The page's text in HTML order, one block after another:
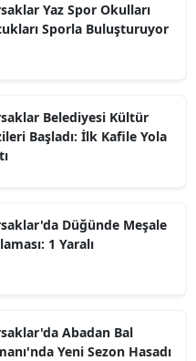
Yaz Spor Okulları
Sporla Buluşturuyor
Belediyesi Kültür
Başladı: İlk Kafile Yola
Düğünde Meşale
1 Yaralı
Abadan Bal
Yeni Sezon Hasadı